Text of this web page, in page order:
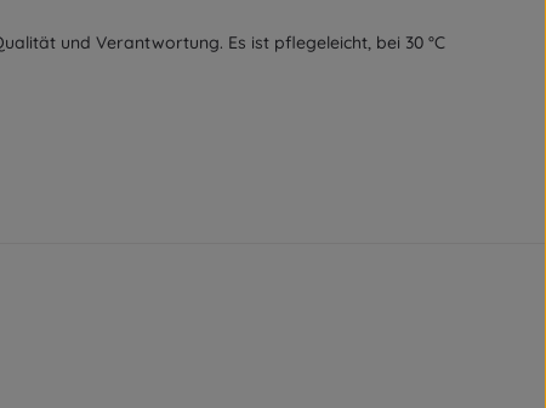
und Verantwortung. Es ist pflegeleicht, bei 30 °C